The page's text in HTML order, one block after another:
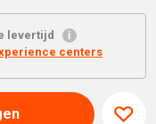
levertijd
centers